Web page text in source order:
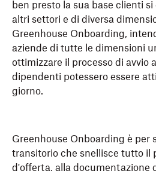
ben presto la sua base clienti
altri settori e di diversa
Greenhouse Onboarding,
aziende di tutte le dimensioni
ottimizzare il processo di avvio
dipendenti potessero essere
giorno.
Greenhouse Onboarding è per
transitorio che snellisce tutto il
d'offerta, alla documentazione